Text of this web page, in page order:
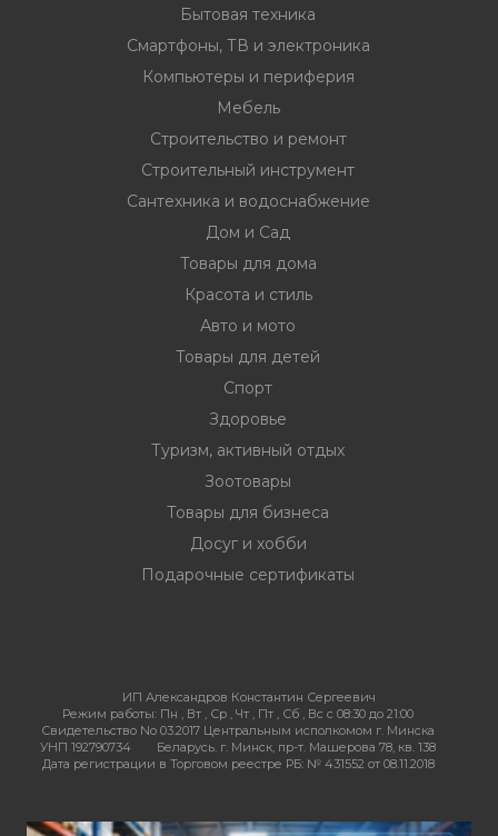
Бытовая техника
Смартфоны, ТВ и электроника
Компьютеры и периферия
Мебель
Строительство и ремонт
Строительный инструмент
Сантехника и водоснабжение
Дом и Сад
Товары для дома
Красота и стиль
Авто и мото
Товары для детей
Спорт
Здоровье
Туризм, активный отдых
Зоотовары
Товары для бизнеса
Досуг и хобби
Подарочные сертификаты
ИП Александров Константин Сергеевич
Режим работы: Пн , Вт , Ср , Чт , Пт , Сб , Вс c 08:30 до 21:00
Свидетельство No 03.2017 Центральным исполкомом г. Минска
УНП 192790734
Беларусь. г. Минск, пр-т. Машерова 78, кв. 138
Дата регистрации в Торговом реестре РБ: № 431552 от 08.11.2018